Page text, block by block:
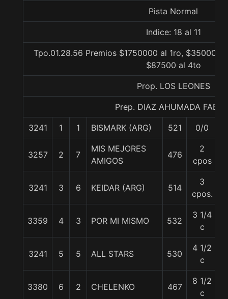
Pista Normal
Indice: 18 al 11
Tpo.01.28.56 Premios $1750000 al 1ro, $350000
$87500 al 4to
Prop. LOS LEONES
Prep. DIAZ AHUMADA
3241 1 1 BISMARK (ARG) 521 0/0
3257 2 7
MIS MEJORES
AMIGOS
476
2
cpos
3241 3 6 KEIDAR (ARG) 514
3
cpos.
3359 4 3 POR MI MISMO 532
3 1/4
c
3241 5 5 ALL STARS 530
4 1/2
c
3380 6 2 CHELENKO 467
8 1/2
c